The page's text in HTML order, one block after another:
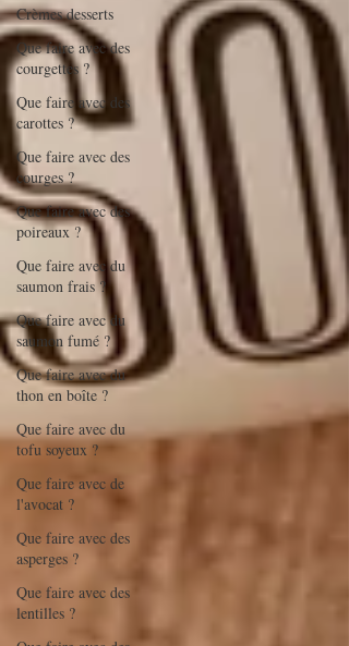
Crèmes desserts
Que faire avec des
courgettes ?
Que faire avec des
carottes ?
Que faire avec des
courges ?
Que faire avec des
poireaux ?
Que faire avec du
saumon frais ?
Que faire avec du
saumon fumé ?
Que faire avec du
thon en boîte ?
Que faire avec du
tofu soyeux ?
Que faire avec de
l'avocat ?
Que faire avec des
asperges ?
Que faire avec des
lentilles ?